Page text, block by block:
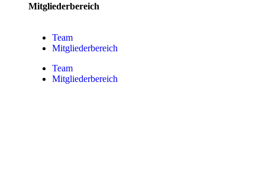
Mitgliederbereich
Team
Mitgliederbereich
Team
Mitgliederbereich